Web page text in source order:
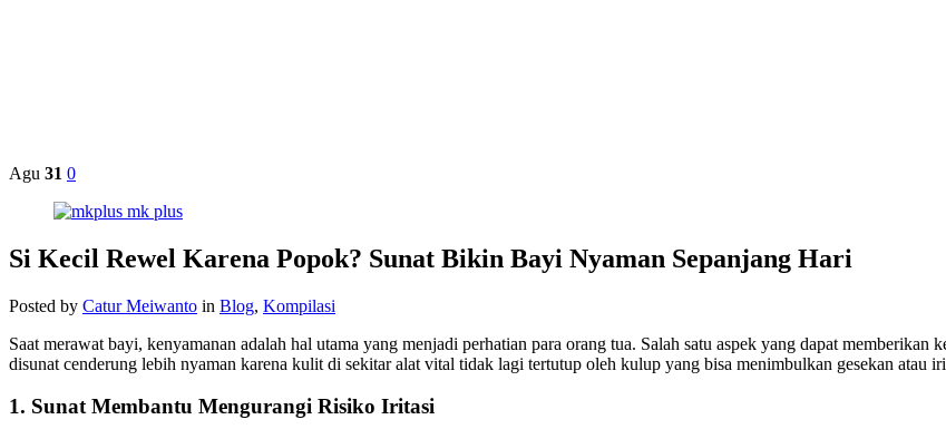
Agu 31 0
Si Kecil Rewel Karena Popok? Sunat Bikin Bayi Nyaman Sepanjang Hari
Posted by Catur Meiwanto in Blog, Kompilasi
Saat merawat bayi, kenyamanan adalah hal utama yang menjadi perhatian para orang tua. Salah satu aspek yang dapat
disunat cenderung lebih nyaman karena kulit di sekitar alat vital tidak lagi tertutup oleh kulup yang bisa menimbulkan gesekan atau
1. Sunat Membantu Mengurangi Risiko Iritasi